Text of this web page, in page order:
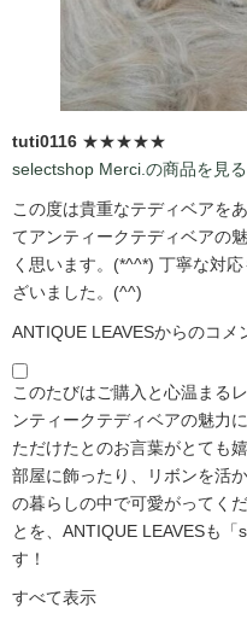
tuti0116 ★★★★★
selectshop Merci.の商品を見る
この度は貴重なテディベアを
てアンティークテディベアの
く思います。(*^^*) 丁寧な対
ざいました。(^^)
ANTIQUE LEAVESからのコメ
このたびはご購入と心温まる
ンティークテディベアの魅力
ただけたとのお言葉がとても
部屋に飾ったり、リボンを活
の暮らしの中で可愛がってく
とを、ANTIQUE LEAVESも
す！
すべて表示